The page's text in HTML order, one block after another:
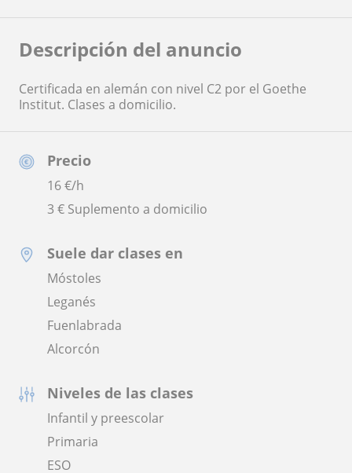
Precio
16€/h
3 € Suplemento a domicilio
Suele dar clases en
Móstoles
Leganés
Fuenlabrada
Alcorcón
Niveles de las clases
Infantil y preescolar
Primaria
ESO
Descripción del anuncio
Certificada en alemán con nivel C2 por el Goethe
Institut. Clases a domicilio.